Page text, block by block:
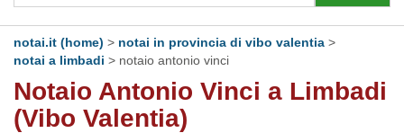
notai.it (home) > notai in provincia di vibo valentia >
notai a limbadi > notaio antonio vinci
Notaio Antonio Vinci a Limbadi
(Vibo Valentia)